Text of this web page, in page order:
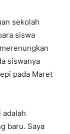
sekolah
siswa
siswanya
pada Maret
adalah
baru. Saya